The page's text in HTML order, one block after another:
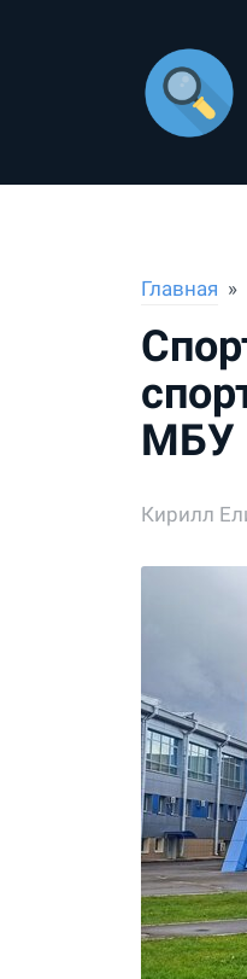
Главная
МБУ
Кирилл